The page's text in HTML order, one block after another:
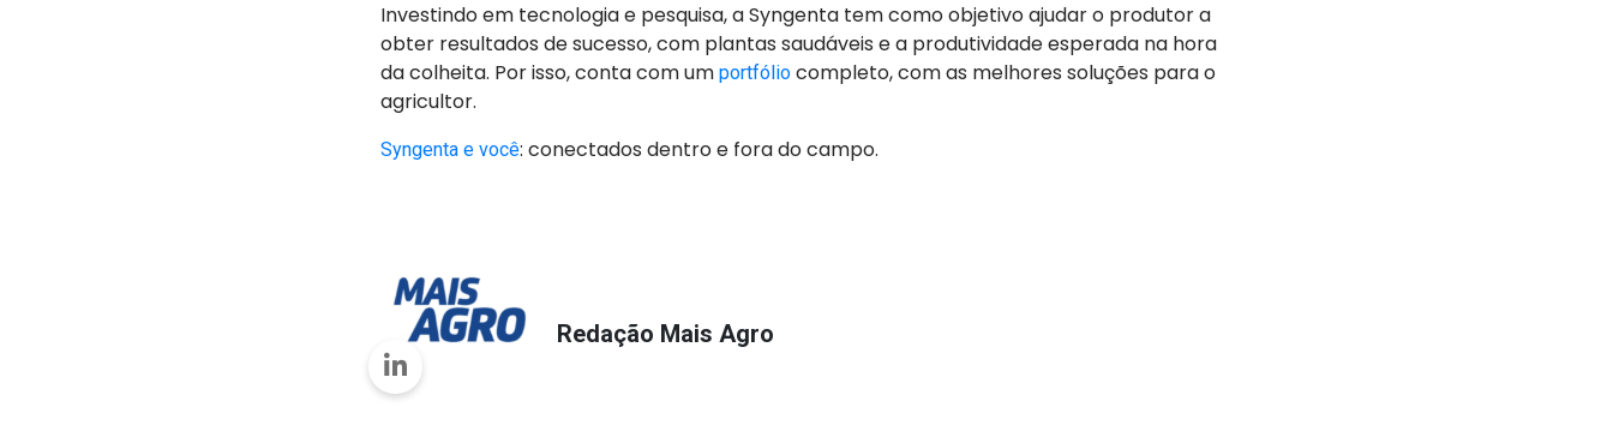
Investindo em tecnologia e pesquisa, a Syngenta tem como objetivo ajudar o produtor a
obter resultados de sucesso, com plantas saudáveis e a produtividade esperada na hora
da colheita. Por isso, conta com um portfólio completo, com as melhores soluções para o
agricultor.
Syngenta e você: conectados dentro e fora do campo.
Redação Mais Agro